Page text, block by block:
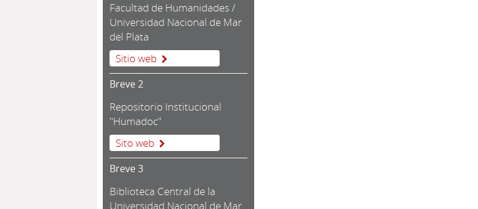
Facultad de Humanidades /
Universidad Nacional de Mar
del Plata
Sitio web
Breve 2
Repositorio Institucional
"Humadoc"
Sito web
Breve 3
Biblioteca Central de la
Universidad Nacional de Mar